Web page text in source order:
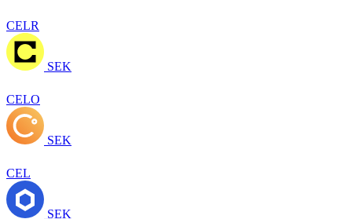
CELR
SEK
CELO
SEK
CEL
SEK